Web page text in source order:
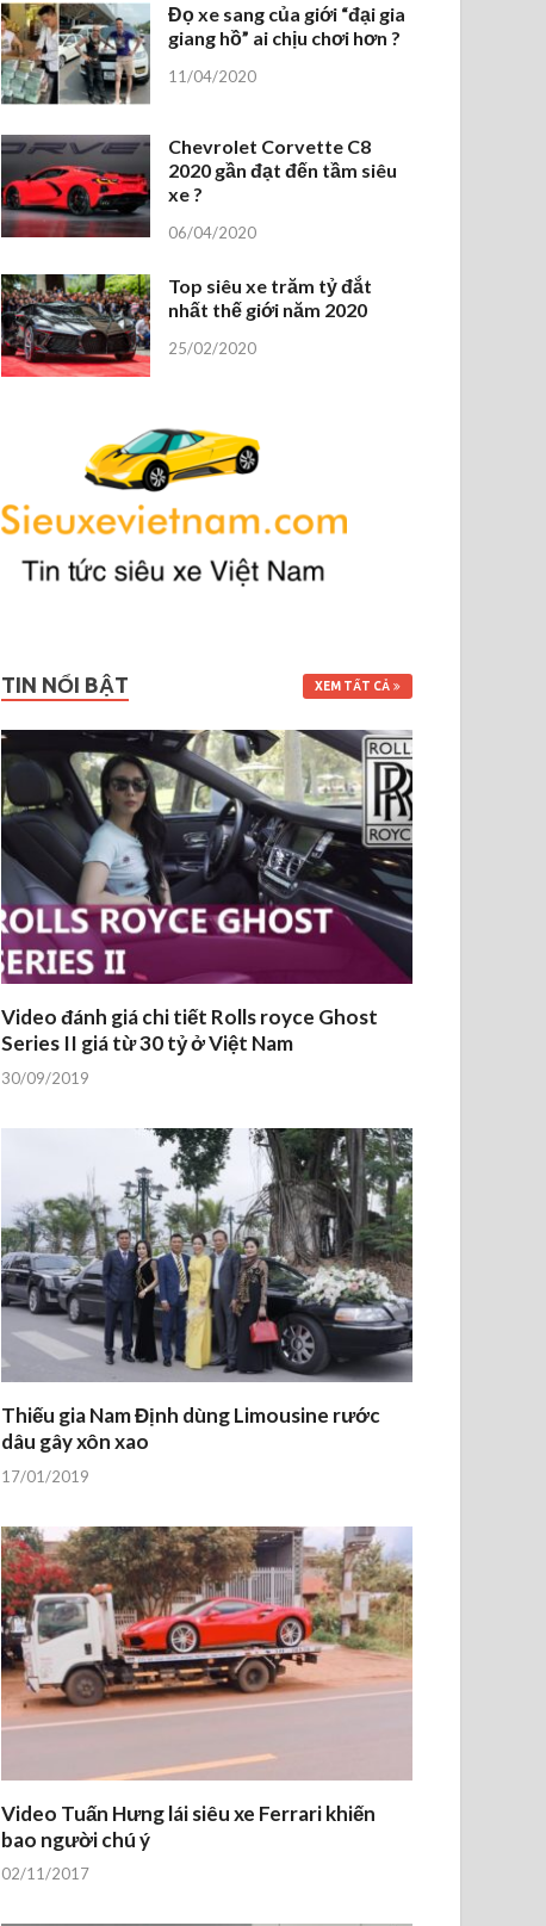
Đọ xe sang của giới “đại gia
giang hồ” ai chịu chơi hơn ?
11/04/2020
Chevrolet Corvette C8
2020 gần đạt đến tầm siêu
xe ?
06/04/2020
Top siêu xe trăm tỷ đắt
nhất thế giới năm 2020
25/02/2020
TIN NỔI BẬT XEM TẤT CẢ
Video đánh giá chi tiết Rolls royce Ghost
Series II giá từ 30 tỷ ở Việt Nam
30/09/2019
Thiếu gia Nam Định dùng Limousine rước
dâu gây xôn xao
17/01/2019
Video Tuấn Hưng lái siêu xe Ferrari khiến
bao người chú ý
02/11/2017